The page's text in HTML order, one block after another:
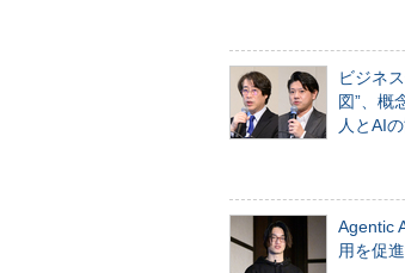
ビジネ
図”、概
人とAI
Agentic
用を促